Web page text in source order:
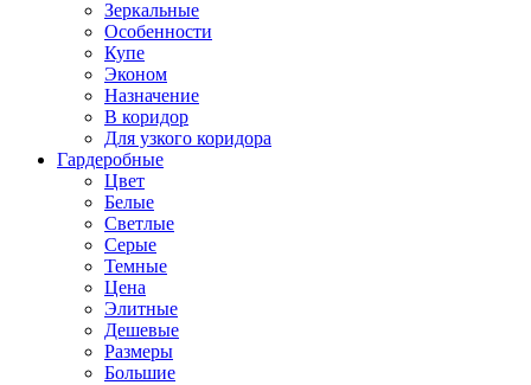
Зеркальные
Особенности
Купе
Эконом
Назначение
В коридор
Для узкого коридора
Гардеробные
Цвет
Белые
Светлые
Серые
Темные
Цена
Элитные
Дешевые
Размеры
Большие